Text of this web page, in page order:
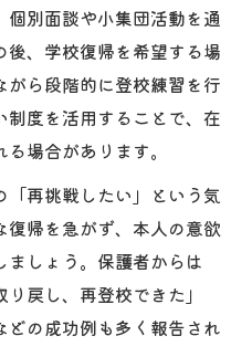
別面談や小集団活動を通
後、学校復帰を希望する場
ら段階的に登校練習を行
制度を活用することで、在
場合があります。
再挑戦したい」という気
帰を急がず、本人の意欲
しょう。保護者からは
戻し、再登校できた」
どの成功例も多く報告され